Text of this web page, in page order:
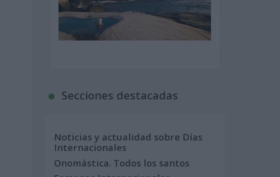
Secciones destacadas
Noticias y actualidad sobre Días
Internacionales
Onomástica. Todos los santos